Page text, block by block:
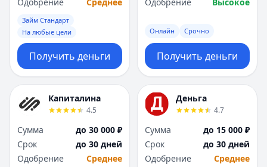
Займ Стандарт
На любые цели
Получить деньги
Онлайн Срочно
Получить деньги
Капиталина
4.5
Сумма
до 30 000 ₽
Срок
до 30 дней
Одобрение
Среднее
Деньга
4.7
Сумма
до 15 000 ₽
Срок
до 30 дней
Одобрение
Среднее